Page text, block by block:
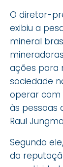
O diretor-
exibiu a
mineral
ações para
sociedade
operar com
às pessoas
Raul
Segundo
da